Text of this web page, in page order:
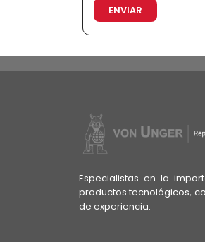
ENVIAR
Especialistas en la
productos tecnológicos,
de experiencia.